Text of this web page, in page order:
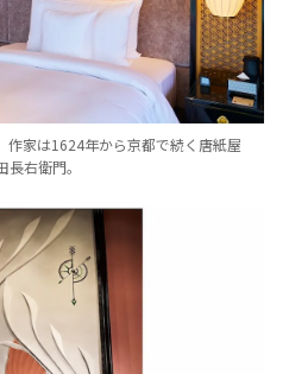
作家は1624年から京都で続く唐紙屋
長右衛門。